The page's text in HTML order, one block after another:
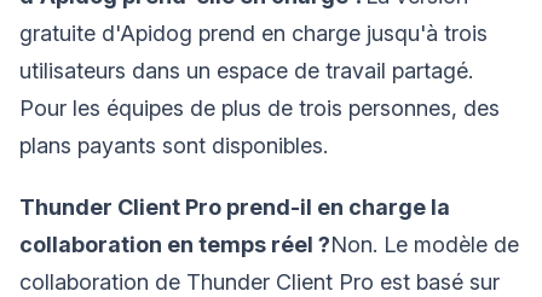
gratuite d'Apidog prend en charge jusqu'à trois
utilisateurs dans un espace de travail partagé.
Pour les équipes de plus de trois personnes, des
plans payants sont disponibles.
Thunder Client Pro prend-il en charge la
collaboration en temps réel ?Non. Le modèle de
collaboration de Thunder Client Pro est basé sur